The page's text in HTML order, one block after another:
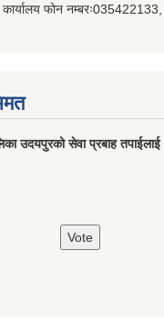
फोन
उदयपुरको सेवा प्रबाह तपाईलाई